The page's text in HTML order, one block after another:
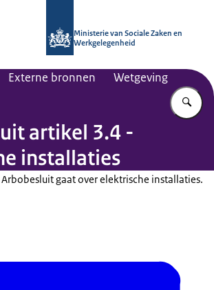
Ministerie van Sociale Zaken en
Werkgelegenheid
Externe bronnen Wetgeving
artikel 3.4 -
installaties
gaat over elektrische installaties.